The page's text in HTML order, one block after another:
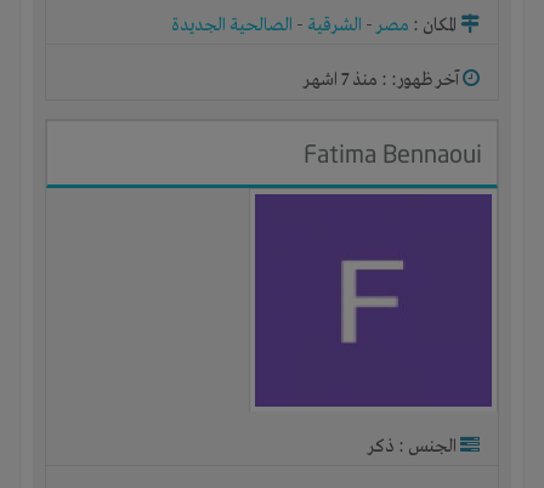
المكان : مصر- الشرقية - الصالحية الجديدة
آخر ظهور: : منذ 7 اشهر
Fatima Bennaoui
الجنس : ذكر